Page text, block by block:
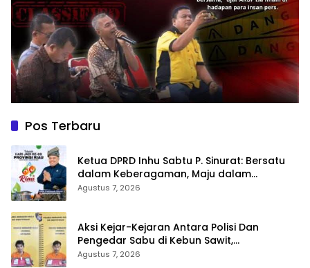
Pos Terbaru
Ketua DPRD Inhu Sabtu P. Sinurat: Bersatu
dalam Keberagaman, Maju dalam
Pembangunan di HUT ke-69 Provinsi Riau
Agustus 7, 2026
Aksi Kejar-Kejaran Antara Polisi Dan
Pengedar Sabu di Kebun Sawit,
Satresnarkoba Polres Inhu Ringkus Dua
Agustus 7, 2026